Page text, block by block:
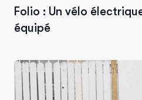
Folio : Un vélo
équipé